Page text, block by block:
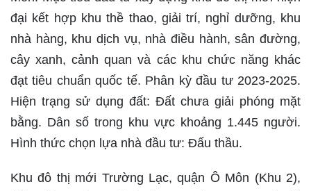
đại kết hợp khu thề thao, giải trí, nghỉ dưỡng, khu
nhà hàng, khu dịch vụ, nhà điều hành, sân đường,
cây xanh, cảnh quan và các khu chức năng khác
đạt tiêu chuẩn quốc tế. Phân kỳ đầu tư 2023-2025.
Hiện trạng sử dụng đất: Đất chưa giải phóng mặt
bằng. Dân số trong khu vực khoảng 1.445 người.
Hình thức chọn lựa nhà đầu tư: Đấu thầu.
Khu đô thị mới Trường Lạc, quận Ô Môn (Khu 2),